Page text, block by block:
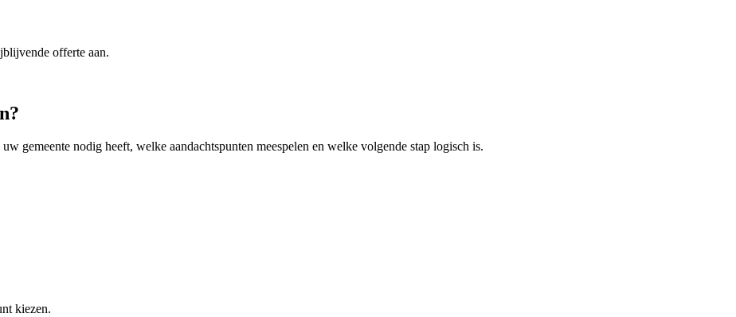
offerte aan.
gemeente nodig heeft, welke aandachtspunten meespelen en welke volgende stap logisch is.
kiezen.